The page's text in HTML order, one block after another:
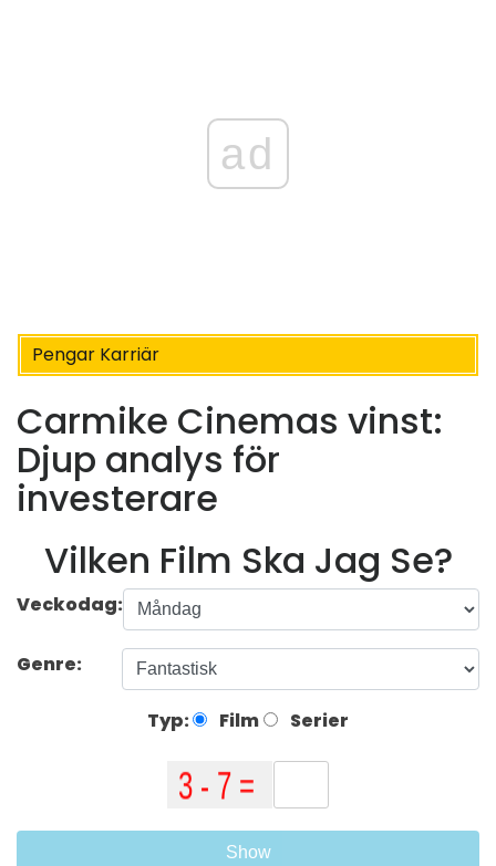
ad
Pengar Karriär
Carmike Cinemas vinst:
Djup analys för
investerare
Vilken Film Ska Jag Se?
Veckodag:
Genre:
Typ: Film Serier
Show